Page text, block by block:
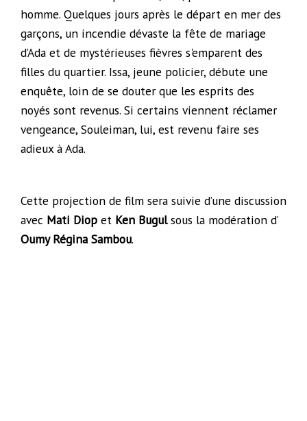
homme. Quelques jours après le départ en mer des
garçons, un incendie dévaste la fête de mariage
d’Ada et de mystérieuses fièvres s'emparent des
filles du quartier. Issa, jeune policier, débute une
enquête, loin de se douter que les esprits des
noyés sont revenus. Si certains viennent réclamer
vengeance, Souleiman, lui, est revenu faire ses
adieux à Ada.
Cette projection de film sera suivie d’une discussion
avec Mati Diop et Ken Bugulsous la modération d’
Oumy Régina Sambou.